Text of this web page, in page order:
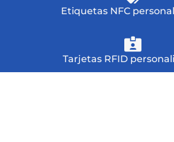
Etiquetas NFC
Tarjetas RFID